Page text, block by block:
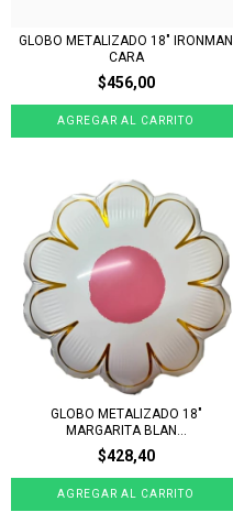
GLOBO METALIZADO 18" IRONMAN
CARA
$456,00
GLOBO METALIZADO 18"
MARGARITA BLAN...
$428,40